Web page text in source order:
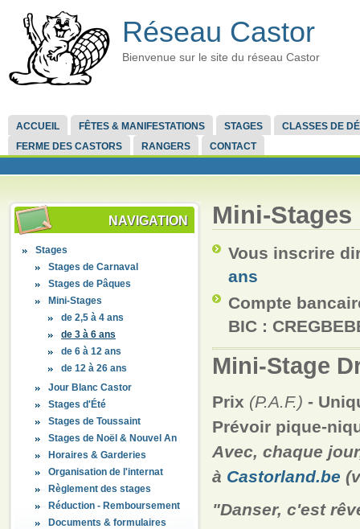
Réseau Castor
Bienvenue sur le site du réseau Castor
ACCUEIL FÊTES & MANIFESTATIONS STAGES
CLASSES DE
FERME DES CASTORS
RANGERS CONTACT
NAVIGATION
Stages
Stages de Carnaval
Stages de Pâques
Mini-Stages
de 2,5 à 4 ans
de 3 à 6 ans
de 6 à 12 ans
de 12 à 26 ans
Jour Blanc Castor
Stages d'Été
Stages de Toussaint
Stages de Noël & Nouvel An
Horaires & Garderies
Organisation de l'internat
Règlement des stages
Réduction - Remboursement
Documents & formulaires
Mini-
Vous inscrire
ans
Compte
BIC :
Mini-Stage
Prix (P.A.F.) -
Prévoir pique-
Avec, chaque
à Castorland.be
"Danser, c'est